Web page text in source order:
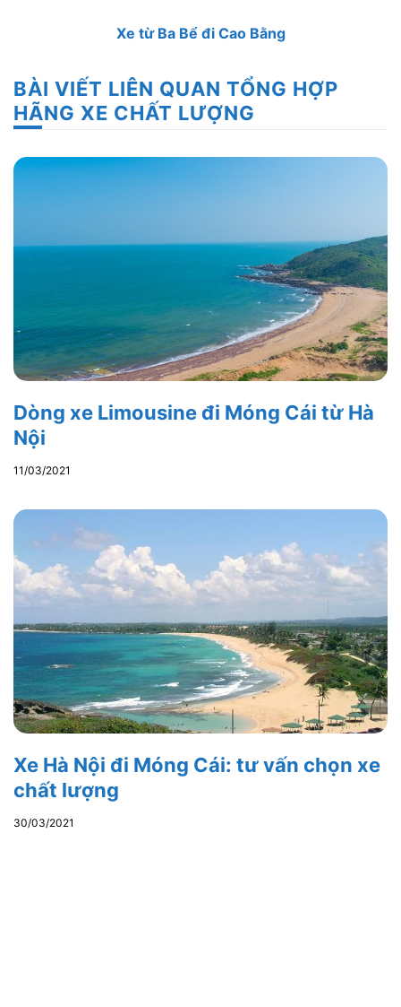
Xe từ Ba Bể đi Cao Bằng
BÀI VIẾT LIÊN QUAN TỔNG HỢP
HÃNG XE CHẤT LƯỢNG
Dòng xe Limousine đi Móng Cái từ Hà
Nội
11/03/2021
Xe Hà Nội đi Móng Cái: tư vấn chọn xe
chất lượng
30/03/2021